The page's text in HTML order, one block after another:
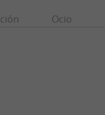
Ocio